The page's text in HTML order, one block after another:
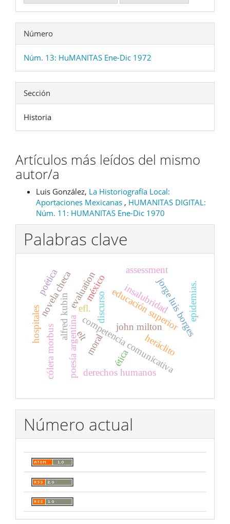
Número
Núm. 13: HuMANITAS Ene-Dic 1972
Sección
Historia
Artículos más leídos del mismo
autor/a
Luis González, La Historiografía Local:
Aportaciones Mexicanas , HUMANITAS DIGITAL:
Núm. 11: HUMANITAS Ene-Dic 1970
Palabras clave
discurso
competencia comunicativa
educación superior
jorge luis borges
heráclito
john milton
poesía argentina derechos humanos
ética
moral
méxico
alfred kubin
novela checa assessment
evaluation
elt
efl.
cólera morbus
hospitales
insalubridad epidemias.
poética
Número actual